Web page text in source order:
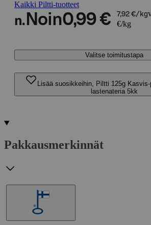
Kaikki Piltti-tuotteet
n. Noin0,99 € 7,92 €/kg
€/kg
Valitse toimitustapa
Lisää suosikkeihin, Piltti 125g
lastenateria 5kk
Pakkausmerkinnät